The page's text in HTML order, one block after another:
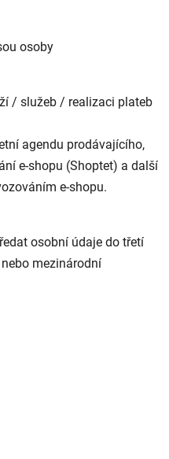
osoby
/ služeb / realizaci plateb
agendu prodávajícího,
e-shopu (Shoptet) a další
e-shopu.
osobní údaje do třetí
mezinárodní